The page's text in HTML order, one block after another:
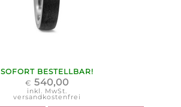
SOFORT BESTELLBAR!
€ 540,00
inkl. MwSt.
versandkostenfrei